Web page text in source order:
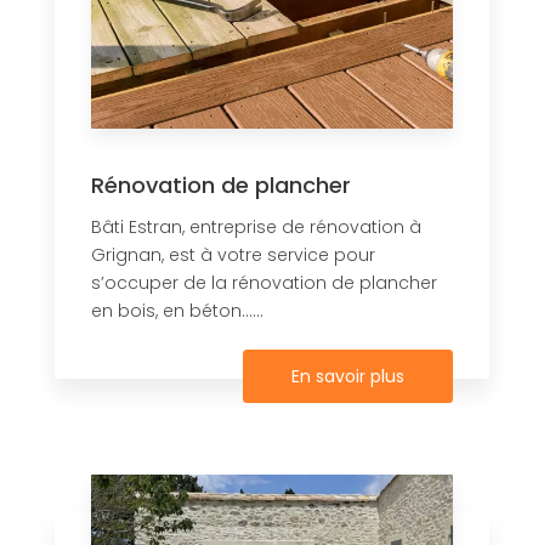
Rénovation de plancher
Bâti Estran, entreprise de rénovation à
Grignan, est à votre service pour
s’occuper de la rénovation de plancher
en bois, en béton......
En savoir plus